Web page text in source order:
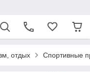
отдых Спортивные